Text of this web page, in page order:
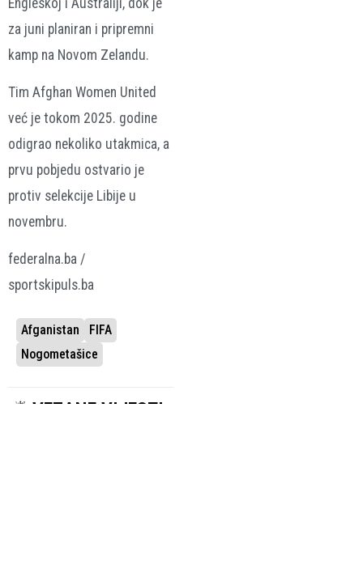
za juni planiran i pripremni
kamp na Novom Zelandu.
Tim Afghan Women United
već je tokom 2025. godine
odigrao nekoliko utakmica, a
prvu pobjedu ostvario je
protiv selekcije Libije u
novembru.
federalna.ba /
sportskipuls.ba
Afganistan
FIFA
Nogometašice
VEZANE VIJESTI